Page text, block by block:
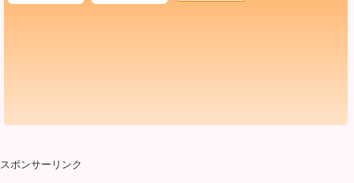
スポンサーリンク